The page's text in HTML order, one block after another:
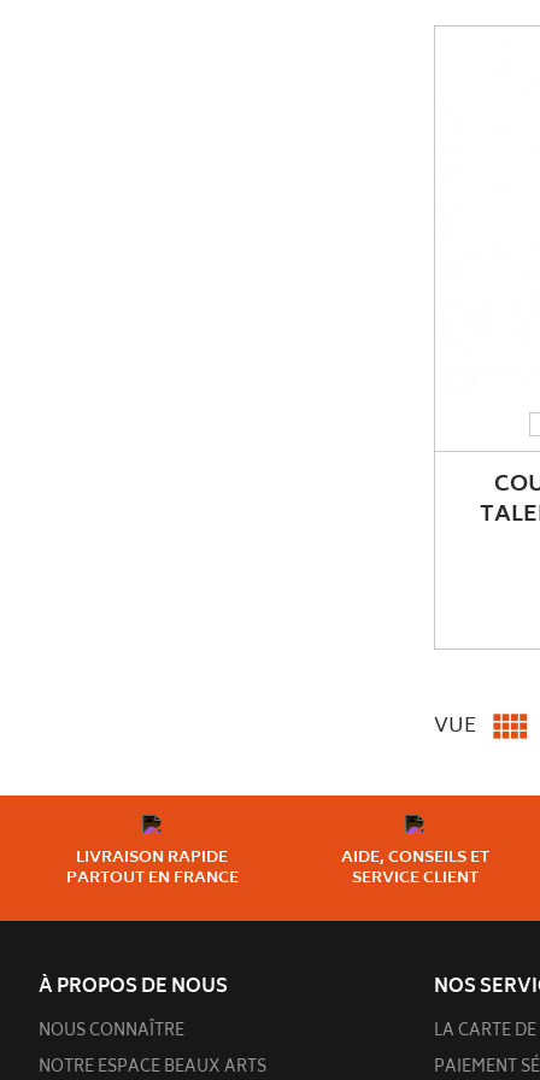
VUE 
LIVRAISON RAPIDE
PARTOUT EN FRANCE
AIDE, CONSEILS ET
SERVICE CLIENT
À PROPOS DE NOUS
NOUS CONNAÎTRE
NOTRE ESPACE BEAUX ARTS
NOS
LA CARTE
PAIEMENT